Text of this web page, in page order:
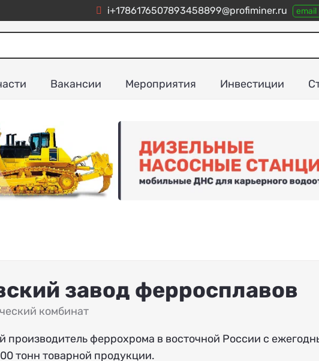
i+1786176507893458899@profiminer.ru email
Вакансии Мероприятия Инвестиции
завод ферросплавов
комбинат
производитель феррохрома в восточной России с
тонн товарной продукции.